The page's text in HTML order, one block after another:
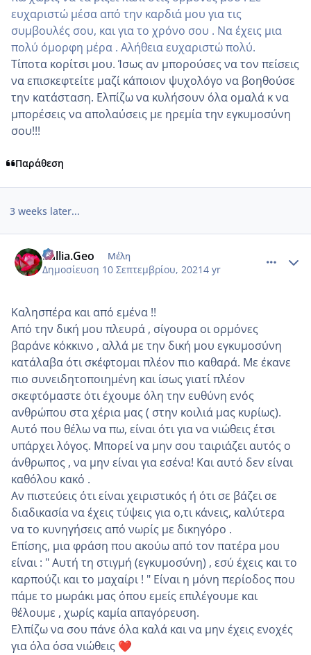
ευχαριστώ μέσα από την καρδιά μου για τις
συμβουλές σου, και για το χρόνο σου . Να έχεις μια
πολύ όμορφη μέρα . Αλήθεια ευχαριστώ πολύ.
Τίποτα κορίτσι μου. Ίσως αν μπορούσες να τον πείσεις
να επισκεφτείτε μαζί κάποιον ψυχολόγο να βοηθούσε
την κατάσταση. Ελπίζω να κυλήσουν όλα ομαλά κ να
μπορέσεις να απολαύσεις με ηρεμία την εγκυμοσύνη
σου!!!
Παράθεση
3 weeks later...
Kallia.Geo Μέλη
Δημοσίευση 10 Σεπτεμβρίου, 20214 yr
Καλησπέρα και από εμένα !!
Από την δική μου πλευρά , σίγουρα οι ορμόνες
βαράνε κόκκινο , αλλά με την δική μου εγκυμοσύνη
κατάλαβα ότι σκέφτομαι πλέον πιο καθαρά. Με έκανε
πιο συνειδητοποιημένη και ίσως γιατί πλέον
σκεφτόμαστε ότι έχουμε όλη την ευθύνη ενός
ανθρώπου στα χέρια μας ( στην κοιλιά μας κυρίως).
Αυτό που θέλω να πω, είναι ότι για να νιώθεις έτσι
υπάρχει λόγος. Μπορεί να μην σου ταιριάζει αυτός ο
άνθρωπος , να μην είναι για εσένα! Και αυτό δεν είναι
καθόλου κακό .
Αν πιστεύεις ότι είναι χειριστικός ή ότι σε βάζει σε
διαδικασία να έχεις τύψεις για ο,τι κάνεις, καλύτερα
να το κυνηγήσεις από νωρίς με δικηγόρο .
Επίσης, μια φράση που ακούω από τον πατέρα μου
είναι : " Αυτή τη στιγμή (εγκυμοσύνη) , εσύ έχεις και το
καρπούζι και το μαχαίρι ! " Είναι η μόνη περίοδος που
πάμε το μωράκι μας όπου εμείς επιλέγουμε και
θέλουμε , χωρίς καμία απαγόρευση.
Ελπίζω να σου πάνε όλα καλά και να μην έχεις ενοχές
για όλα όσα νιώθεις ❤️